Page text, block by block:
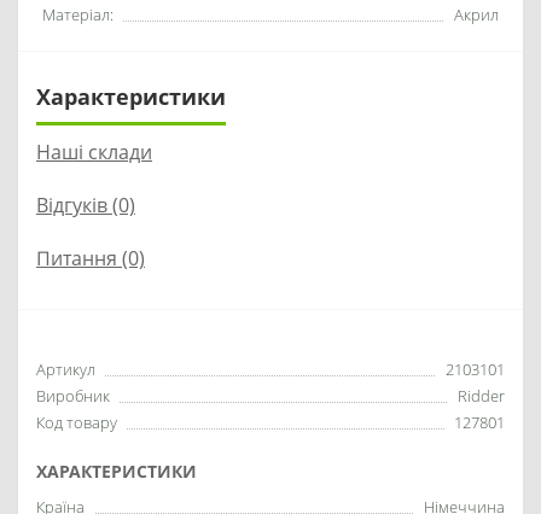
Матеріал:
Акрил
Характеристики
Наші склади
Відгуків (0)
Питання (0)
Артикул
2103101
Виробник
Ridder
Код товару
127801
ХАРАКТЕРИСТИКИ
Країна
Німеччина